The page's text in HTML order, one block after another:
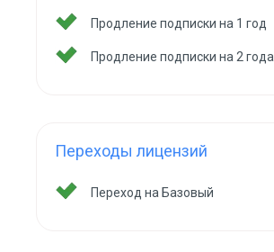
Продление подписки на 1 год
Продление подписки на 2 года
Переходы лицензий
Переход на Базовый